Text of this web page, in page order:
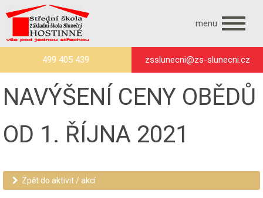
menu
499 405 439 zsslunecni@zs-slunecni.cz
NAVÝŠENÍ CENY OBĚDŮ
OD 1. ŘÍJNA 2021
Zpět do aktivit / akcí